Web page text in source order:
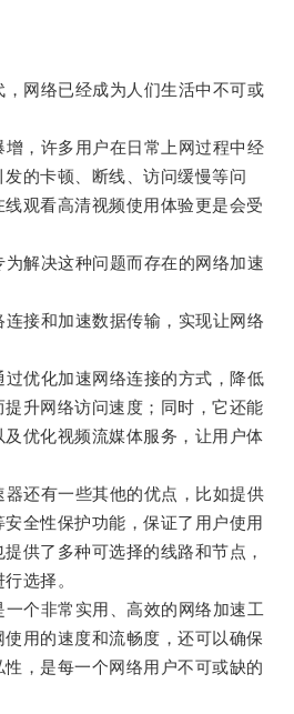
网络已经成为人们生活中不可或
，许多用户在日常上网过程中经
的卡顿、断线、访问缓慢等问
观看高清视频使用体验更是会受
解决这种问题而存在的网络加速
接和加速数据传输，实现让网络
优化加速网络连接的方式，降低
升网络访问速度；同时，它还能
优化视频流媒体服务，让用户体
还有一些其他的优点，比如提供
全性保护功能，保证了用户使用
供了多种可选择的线路和节点，
选择。
个非常实用、高效的网络加速工
用的速度和流畅度，还可以确保
，是每一个网络用户不可或缺的